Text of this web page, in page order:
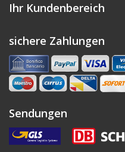
Ihr Kundenbereich
sichere Zahlungen
Sendungen